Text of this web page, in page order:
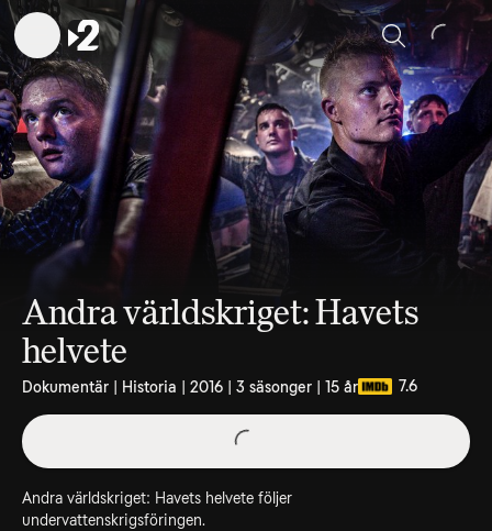
Sök
Andra världskriget: Havets
helvete
Dokumentär | Historia | 2016 | 3 säsonger | 15 år 7.6
Andra världskriget: Havets helvete följer
undervattenskrigsföringen.